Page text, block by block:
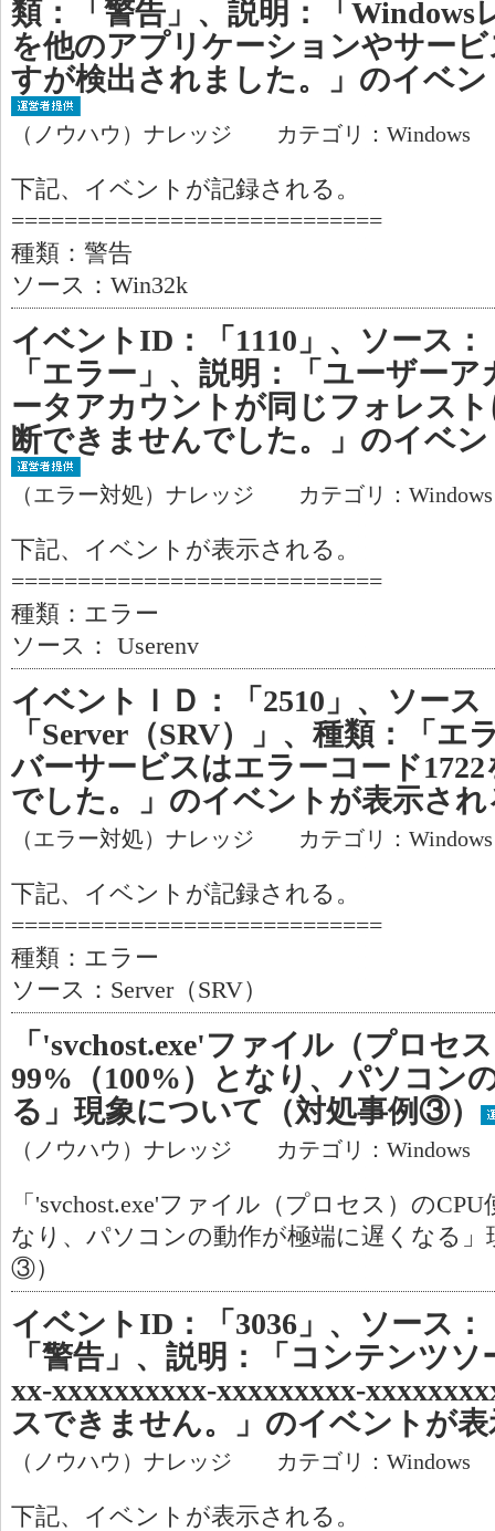
類：「警告」、説明：「Windows
を他のアプリケーションやサー
すが検出されました。」のイベ
（ノウハウ）ナレッジ カテゴリ：Windows
下記、イベントが記録される。
============================
種類：警告
ソース：Win32k
イベントID：「1110」、ソース：
「エラー」、説明：「ユーザー
ータアカウントが同じフォレス
断できませんでした。」のイベ
（エラー対処）ナレッジ カテゴリ：
下記、イベントが表示される。
============================
種類：エラー
ソース： Userenv
イベントＩＤ：「2510」、ソース
「Server（SRV）」、種類：「エ
バーサービスはエラーコード
でした。」のイベントが表示され
（エラー対処）ナレッジ カテゴリ：
下記、イベントが記録される。
============================
種類：エラー
ソース：Server（SRV）
「'svchost.exe'ファイル（プロセ
99%（100%）となり、パソコン
る」現象について（対処事例③）
（ノウハウ）ナレッジ カテゴリ：Windows
「'svchost.exe'ファイル（プロセス）の
なり、パソコンの動作が極端に遅くなる
③）
イベントID：「3036」、ソース：
「警告」、説明：「コンテンツ
xx-xxxxxxxxxx-xxxxxxxxx-
スできません。」のイベントが
（ノウハウ）ナレッジ カテゴリ：Windows
下記、イベントが表示される。